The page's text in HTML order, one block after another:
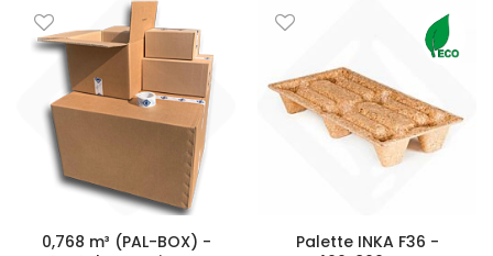
0,768 m³ (PAL-BOX) -
Palette INKA F36 -